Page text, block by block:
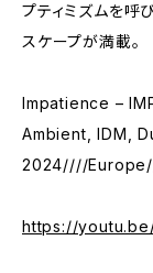
プティミズムを呼
スケープが満載。
Impatience –
Ambient, IDM,
2024////
https://